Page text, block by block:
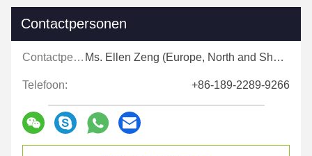
Contactpersonen
Contactpersonen: Ms. Ellen Zeng (Europe, North and Shouth America)
Telefoon: +86-189-2289-9266